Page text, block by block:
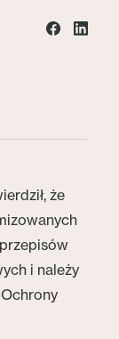
że
i należy